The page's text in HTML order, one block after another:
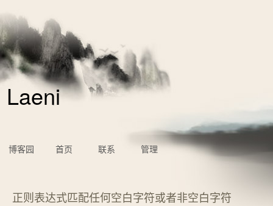
Laeni
博客园 首页 联系 管理
正则表达式匹配任何空白字符或者非空白字符